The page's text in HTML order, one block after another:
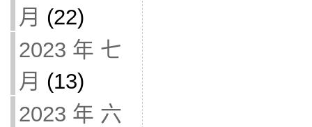
月 (22)
2023 年 七
月 (13)
2023 年 六